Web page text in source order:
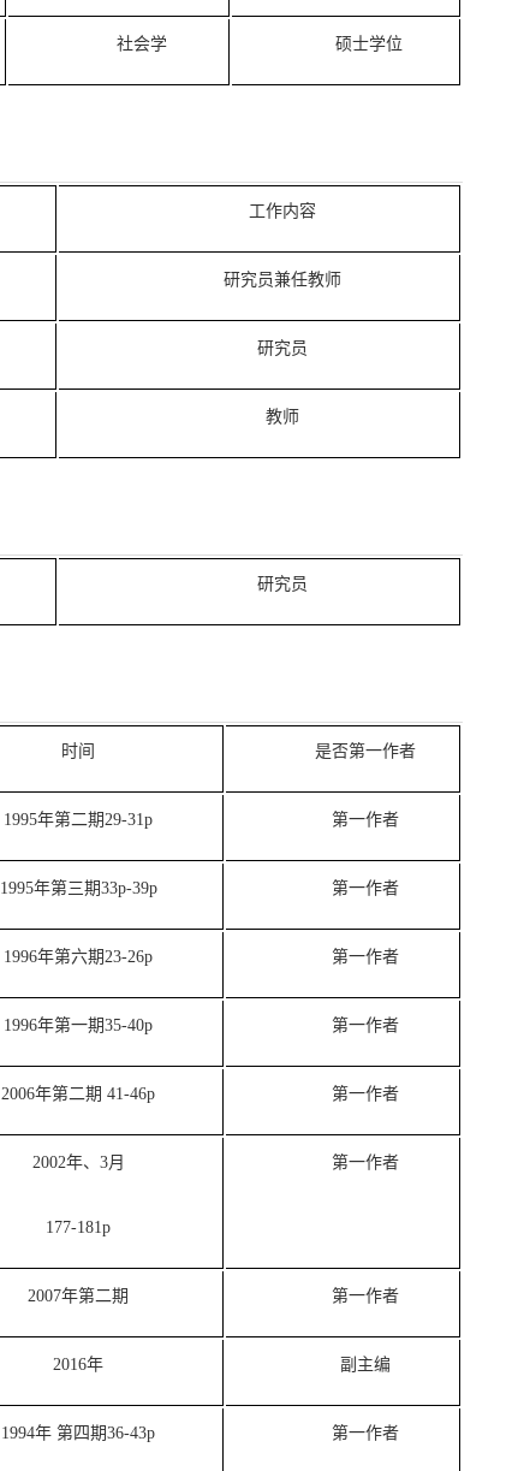
社会学 硕士学位
工作内容
研究员兼任教师
研究员
教师
研究员
时间 是否第一作者
1995年第二期29-31p 第一作者
1995年第三期33p-39p 第一作者
1996年第六期23-26p 第一作者
1996年第一期35-40p 第一作者
2006年第二期 41-46p 第一作者
2002年、3月
177-181p
第一作者
2007年第二期 第一作者
2016年 副主编
1994年 第四期36-43p 第一作者